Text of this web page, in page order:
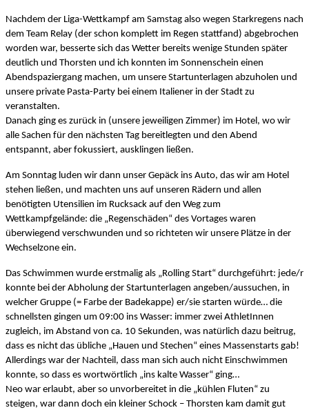
Nachdem der Liga-Wettkampf am Samstag also wegen Starkregens nach
dem Team Relay (der schon komplett im Regen stattfand) abgebrochen
worden war, besserte sich das Wetter bereits wenige Stunden später
deutlich und Thorsten und ich konnten im Sonnenschein einen
Abendspaziergang machen, um unsere Startunterlagen abzuholen und
unsere private Pasta-Party bei einem Italiener in der Stadt zu
veranstalten.
Danach ging es zurück in (unsere jeweiligen Zimmer) im Hotel, wo wir
alle Sachen für den nächsten Tag bereitlegten und den Abend
entspannt, aber fokussiert, ausklingen ließen.
Am Sonntag luden wir dann unser Gepäck ins Auto, das wir am Hotel
stehen ließen, und machten uns auf unseren Rädern und allen
benötigten Utensilien im Rucksack auf den Weg zum
Wettkampfgelände: die „Regenschäden“ des Vortages waren
überwiegend verschwunden und so richteten wir unsere Plätze in der
Wechselzone ein.
Das Schwimmen wurde erstmalig als „Rolling Start“ durchgeführt: jede/r
konnte bei der Abholung der Startunterlagen angeben/aussuchen, in
welcher Gruppe (= Farbe der Badekappe) er/sie starten würde… die
schnellsten gingen um 09:00 ins Wasser: immer zwei AthletInnen
zugleich, im Abstand von ca. 10 Sekunden, was natürlich dazu beitrug,
dass es nicht das übliche „Hauen und Stechen“ eines Massenstarts gab!
Allerdings war der Nachteil, dass man sich auch nicht Einschwimmen
konnte, so dass es wortwörtlich „ins kalte Wasser“ ging…
Neo war erlaubt, aber so unvorbereitet in die „kühlen Fluten“ zu
steigen, war dann doch ein kleiner Schock – Thorsten kam damit gut